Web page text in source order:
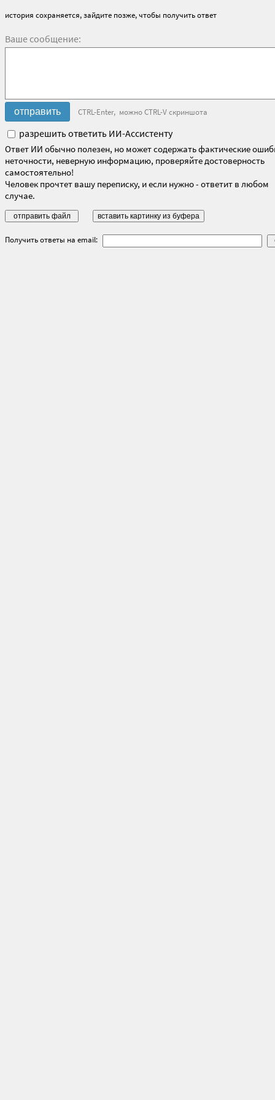
история сохраняется, зайдите позже, чтобы получить ответ
Ваше сообщение:
CTRL-Enter, можно CTRL-V скриншота
разрешить ответить ИИ-Ассистенту
Ответ ИИ обычно полезен, но может содержать фактические
неточности, неверную информацию, проверяйте достоверность
самостоятельно!
Человек прочтет вашу переписку, и если нужно - ответит в любом
случае.
Получить ответы на email: